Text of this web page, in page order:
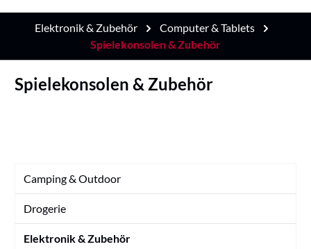
Elektronik & Zubehör
Computer & Tablets
Spielekonsolen & Zubehör
Spielekonsolen & Zubehör
Camping & Outdoor
Drogerie
Elektronik & Zubehör